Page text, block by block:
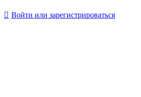
Войти или зарегистрироваться